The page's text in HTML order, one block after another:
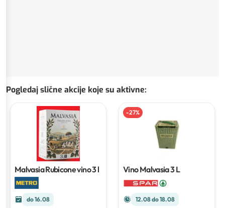
Pogledaj slične akcije koje su aktivne:
Malvasia Rubicone vino3 l
do 16.08
-27%
Vino Malvasia3 L
12.08 do 18.08